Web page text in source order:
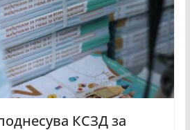
КСЗД за